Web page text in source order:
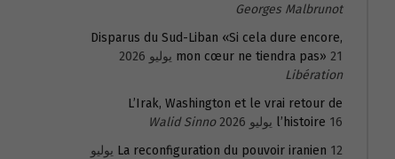
Georges Malbrunot
Disparus du Sud-Liban «Si cela dure encore,
mon cœur ne tiendra pas» 21 يوليو 2026
Libération
L’Irak, Washington et le vrai retour de
l’histoire 16 يوليو 2026
Walid Sinno
La reconfiguration du pouvoir iranien 12 يوليو